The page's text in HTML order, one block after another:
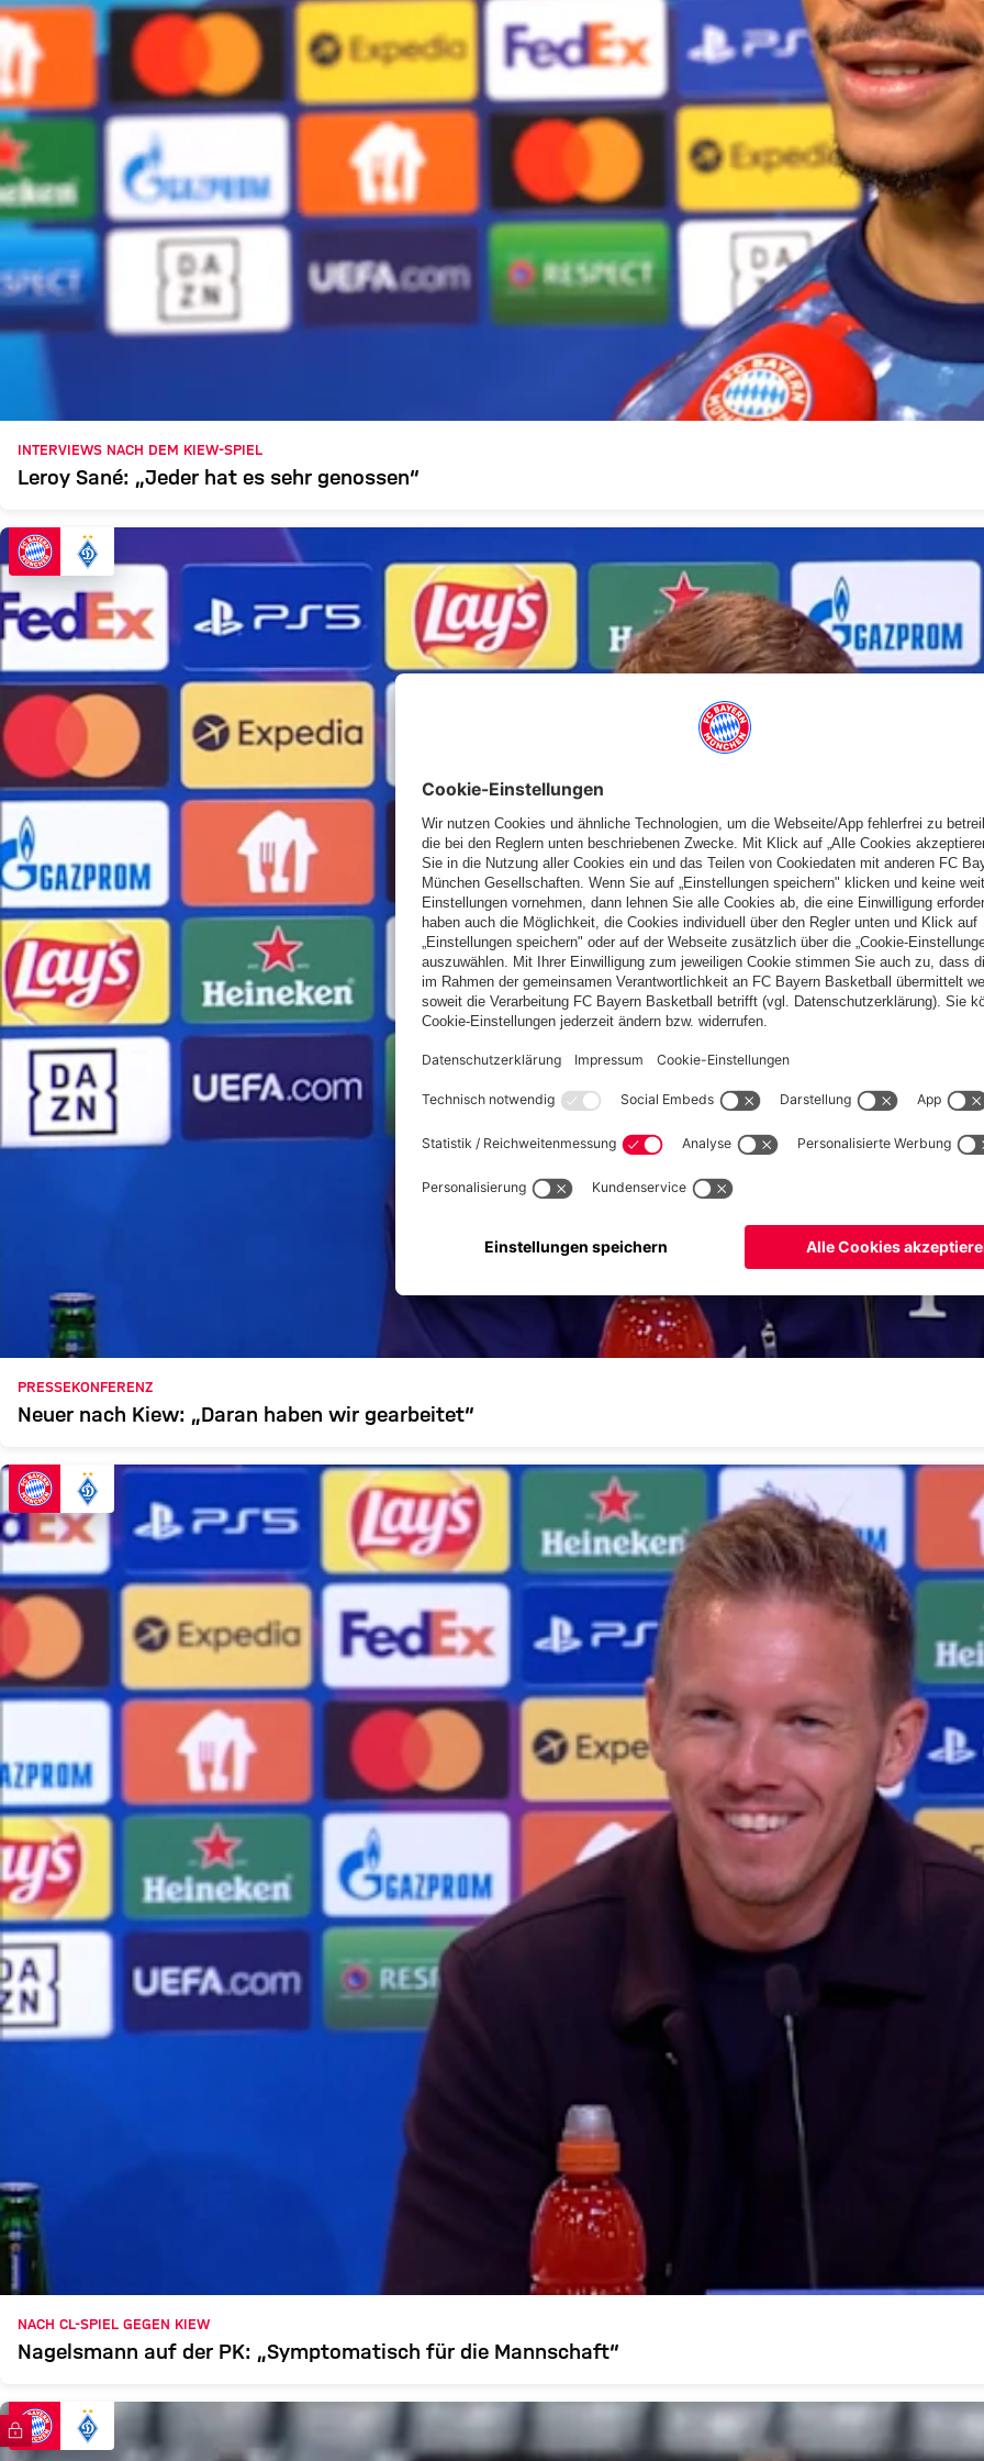
INTERVIEWS NACH DEM KIEW-SPIEL
Leroy Sané: „Jeder hat es sehr genossen“
PRESSEKONFERENZ
Neuer nach Kiew: „Daran haben wir gearbeitet“
NACH CL-SPIEL GEGEN KIEW
Nagelsmann auf der PK: „Symptomatisch für die Mannschaft“
FC Bayern TV PLUS